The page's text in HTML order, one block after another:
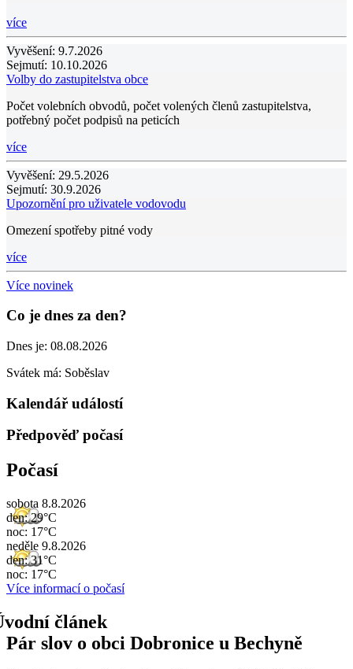
více
Vyvěšení: 9.7.2026
Sejmutí: 10.10.2026
Volby do zastupitelstva obce
Počet volebních obvodů, počet volených členů zastupitelstva,
potřebný počet podpisů na peticích
více
Vyvěšení: 29.5.2026
Sejmutí: 30.9.2026
Upozornění pro uživatele vodovodu
Omezení spotřeby pitné vody
více
Více novinek
Co je dnes za den?
Dnes je: 08.08.2026
Svátek má: Soběslav
Kalendář událostí
Předpověď počasí
Počasí
sobota 8.8.2026
den: 29°C
noc: 17°C
neděle 9.8.2026
den: 31°C
noc: 17°C
Více informací o počasí
Pár slov o obci Dobronice u Bechyně